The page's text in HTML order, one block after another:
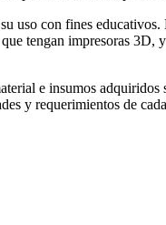
uso con fines educativos.
tengan impresoras 3D,
e insumos
y requerimientos de